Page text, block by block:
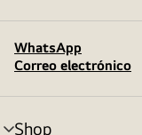
WhatsApp
Correo electrónico
Shop